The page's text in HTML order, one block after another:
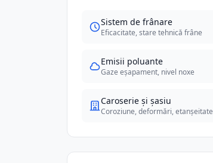
Sistem de frânare
Eficacitate, stare tehnică frâne
Emisii poluante
Gaze eșapament, nivel noxe
Caroserie și șasiu
Coroziune, deformări, etanșeitate